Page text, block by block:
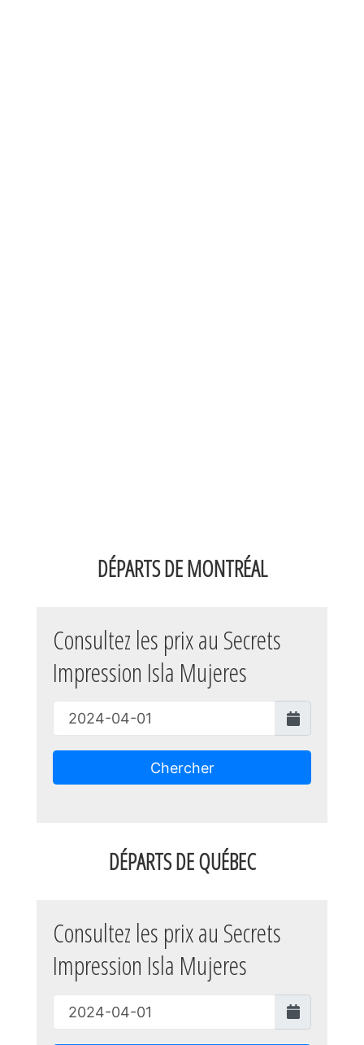
DÉPARTS DE MONTRÉAL
Consultez les prix au Secrets
Impression Isla Mujeres
Chercher
DÉPARTS DE QUÉBEC
Consultez les prix au Secrets
Impression Isla Mujeres